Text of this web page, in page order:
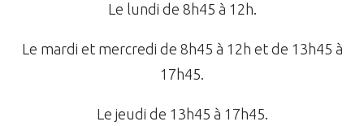
Le lundi de 8h45 à 12h.
Le mardi et mercredi de 8h45 à 12h et de 13h45 à
17h45.
Le jeudi de 13h45 à 17h45.